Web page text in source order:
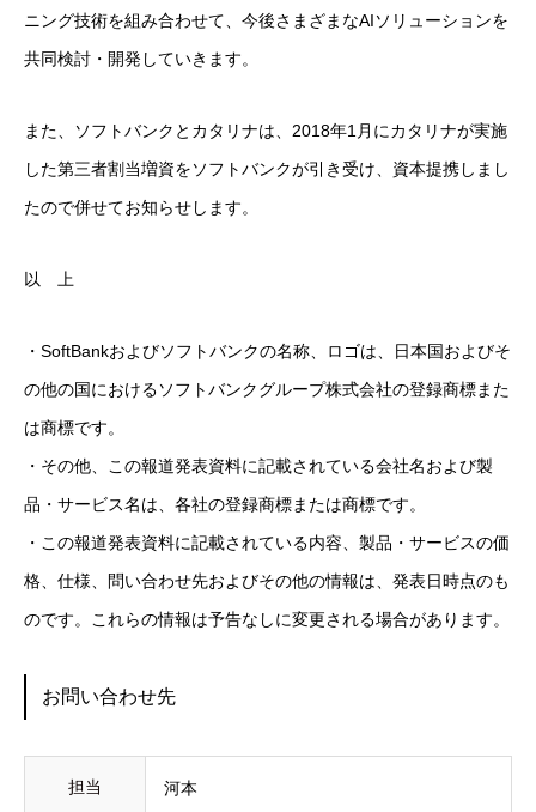
ニング技術を組み合わせて、今後さまざまなAIソリューションを
共同検討・開発していきます。
また、ソフトバンクとカタリナは、2018年1月にカタリナが実施
した第三者割当増資をソフトバンクが引き受け、資本提携しまし
たので併せてお知らせします。
以 上
・SoftBankおよびソフトバンクの名称、ロゴは、日本国およびそ
の他の国におけるソフトバンクグループ株式会社の登録商標また
は商標です。
・その他、この報道発表資料に記載されている会社名および製
品・サービス名は、各社の登録商標または商標です。
・この報道発表資料に記載されている内容、製品・サービスの価
格、仕様、問い合わせ先およびその他の情報は、発表日時点のも
のです。これらの情報は予告なしに変更される場合があります。
お問い合わせ先
担当 河本